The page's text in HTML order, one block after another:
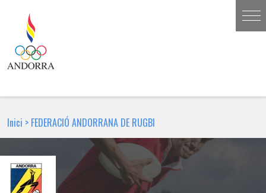
Inici > FEDERACIÓ ANDORRANA DE RUGBI